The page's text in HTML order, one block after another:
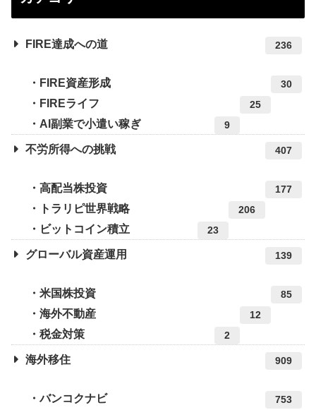
FIRE達成への道 236
FIRE資産形成 30
FIREライフ 25
AI副業で小遣い稼ぎ 9
不労所得への挑戦 407
高配当株投資 177
トラリピ世界戦略 206
ビットコイン積立 23
グローバル資産運用 139
米国株投資 85
海外不動産 12
税金対策 2
海外移住 909
バンコクナビ 753